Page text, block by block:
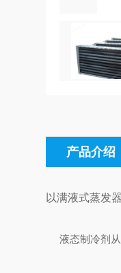
产品介绍
以满液式蒸发
液态制冷剂